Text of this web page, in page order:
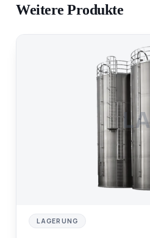
Weitere Produkte
LA
LAGERUNG